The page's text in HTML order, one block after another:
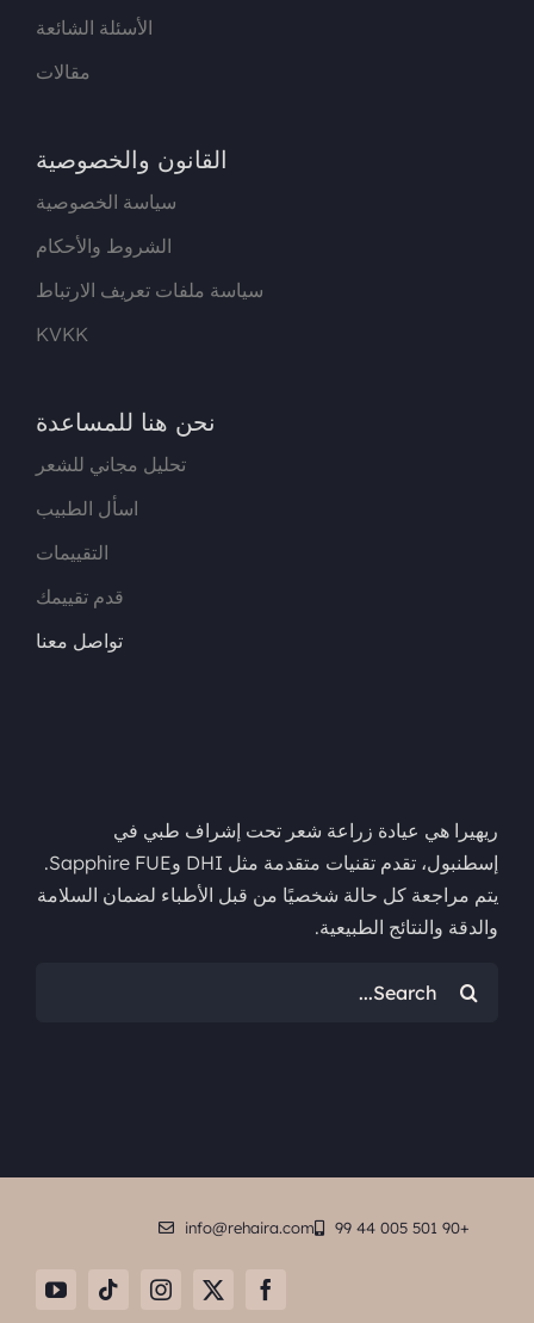
الأسئلة الشائعة
مقالات
القانون والخصوصية
سياسة الخصوصية
الشروط والأحكام
سياسة ملفات تعريف الارتباط
KVKK
نحن هنا للمساعدة
تحليل مجاني للشعر
اسأل الطبيب
التقييمات
قدم تقييمك
تواصل معنا
ريهيرا هي عيادة زراعة شعر تحت إشراف طبي في
إسطنبول، تقدم تقنيات متقدمة مثل DHI وSapphire FUE.
يتم مراجعة كل حالة شخصيًا من قبل الأطباء لضمان السلامة
والدقة والنتائج الطبيعية.
عن:
+90 501 005 44 99
info@rehaira.com